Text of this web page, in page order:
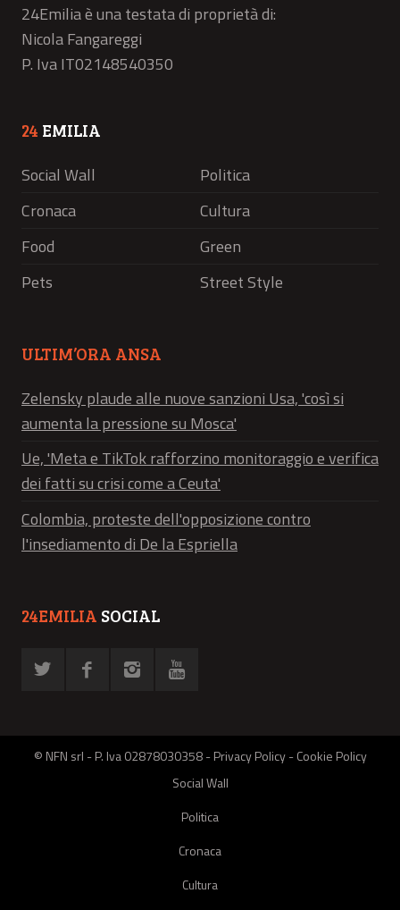
24Emilia è una testata di proprietà di:
Nicola Fangareggi
P. Iva IT02148540350
24 EMILIA
Social Wall
Politica
Cronaca
Cultura
Food
Green
Pets
Street Style
ULTIM’ORA ANSA
Zelensky plaude alle nuove sanzioni Usa, 'così si
aumenta la pressione su Mosca'
Ue, 'Meta e TikTok rafforzino monitoraggio e verifica
dei fatti su crisi come a Ceuta'
Colombia, proteste dell'opposizione contro
l'insediamento di De la Espriella
24EMILIA SOCIAL
© NFN srl - P. Iva 02878030358 -Privacy Policy-Cookie Policy
Social Wall
Politica
Cronaca
Cultura